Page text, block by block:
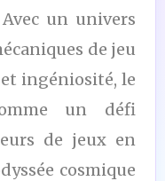
un univers
de jeu
ingéniosité, le
un défi
de jeux en
cosmique